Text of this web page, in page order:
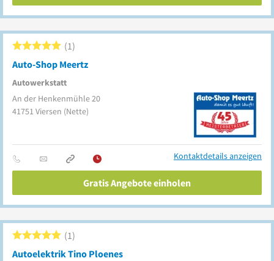
Auto-Shop Meertz
Autowerkstatt
1
An der Henkenmühle 20
41751 Viersen (Nette)
Kontaktdetails anzeigen
Gratis Angebote einholen
Autoelektrik Tino Ploenes
1